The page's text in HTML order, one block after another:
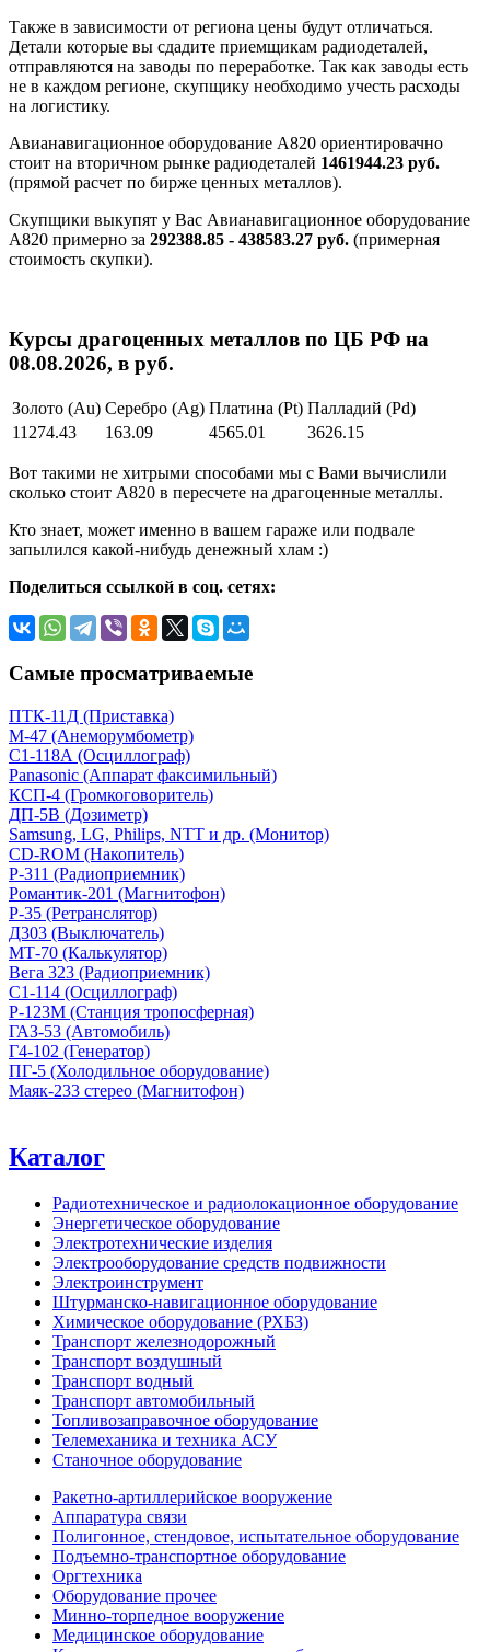
Также в зависимости от региона цены будут отличаться.
Детали которые вы сдадите приемщикам радиодеталей,
отправляются на заводы по переработке. Так как заводы есть
не в каждом регионе, скупщику необходимо учесть расходы
на логистику.
Авианавигационное оборудование А820 ориентировачно
стоит на вторичном рынке радиодеталей 1461944.23 руб.
(прямой расчет по бирже ценных металлов).
Скупщики выкупят у Вас Авианавигационное оборудование
А820 примерно за 292388.85 - 438583.27 руб. (примерная
стоимость скупки).
Курсы драгоценных металлов по ЦБ РФ на
08.08.2026, в руб.
Золото (Au) Серебро (Ag) Платина (Pt) Палладий (Pd)
11274.43
163.09 4565.01 3626.15
Вот такими не хитрыми способами мы с Вами вычислили
сколько стоит А820 в пересчете на драгоценные металлы.
Кто знает, может именно в вашем гараже или подвале
запылился какой-нибудь денежный хлам :)
Поделиться ссылкой в соц. сетях:
Самые просматриваемые
ПТК-11Д (Приставка)
М-47 (Анеморумбометр)
С1-118А (Осциллограф)
Panasonic (Аппарат факсимильный)
КСП-4 (Громкоговоритель)
ДП-5В (Дозиметр)
Samsung, LG, Philips, NTT и др. (Монитор)
CD-ROM (Накопитель)
Р-311 (Радиоприемник)
Романтик-201 (Магнитофон)
Р-35 (Ретранслятор)
Д303 (Выключатель)
МТ-70 (Калькулятор)
Вега 323 (Радиоприемник)
С1-114 (Осциллограф)
Р-123М (Станция тропосферная)
ГАЗ-53 (Автомобиль)
Г4-102 (Генератор)
ПГ-5 (Холодильное оборудование)
Маяк-233 стерео (Магнитофон)
Каталог
Радиотехническое и радиолокационное оборудование
Энергетическое оборудование
Электротехнические изделия
Электрооборудование средств подвижности
Электроинструмент
Штурманско-навигационное оборудование
Химическое оборудование (РХБЗ)
Транспорт железнодорожный
Транспорт воздушный
Транспорт водный
Транспорт автомобильный
Топливозаправочное оборудование
Телемеханика и техника АСУ
Станочное оборудование
Ракетно-артиллерийское вооружение
Аппаратура связи
Полигонное, стендовое, испытательное оборудование
Подъемно-транспортное оборудование
Оргтехника
Оборудование прочее
Минно-торпедное вооружение
Медицинское оборудование